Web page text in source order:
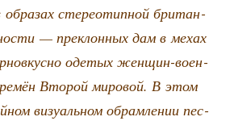
сте­рео­тип­ной бри­тан­
— пре­клон­ных дам в мехах
оде­тых жен­щин-воен­
Вто­рой миро­вой. В этом
визу­аль­ном обрам­ле­нии пес­